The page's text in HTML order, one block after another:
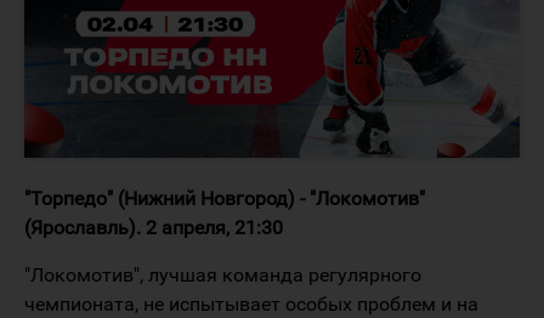
"Торпедо" (Нижний Новгород) - "Локомотив"
(Ярославль). 2 апреля, 21:30
"Локомотив", лучшая команда регулярного
чемпионата, не испытывает особых проблем и на